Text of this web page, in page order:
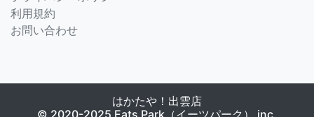
利用規約
お問い合わせ
はかたや！出雲店